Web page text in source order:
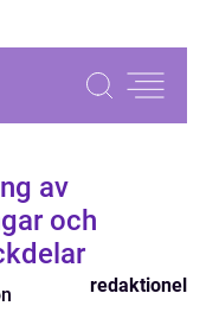
av
och
redaktionel